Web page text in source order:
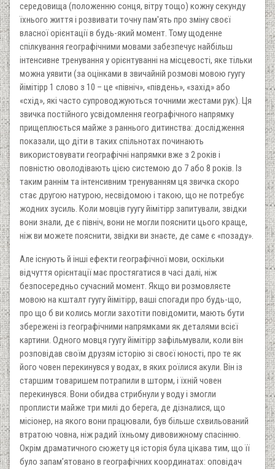
середовища (положенню сонця, вітру тощо) кожну секунду
їхнього життя і розвивати точну пам'ять про зміну своєї
власної орієнтації в будь-який момент. Тому щоденне
спілкування географічними мовами забезпечує найбільш
інтенсивне тренування у орієнтуванні на місцевості, яке тільки
можна уявити (за оцінками в звичайній розмові мовою гуугу
йімітірр 1 слово з 10 – це «північ», «південь», «захід» або
«схід», які часто супроводжуються точними жестами рук). Ця
звичка постійного усвідомлення географічного напрямку
прищеплюється майже з раннього дитинства: дослідження
показали, що діти в таких спільнотах починають
використовувати географічні напрямки вже з 2 років і
повністю оволодівають цією системою до 7 або 8 років. Із
таким раннім та інтенсивним тренуванням ця звичка скоро
стає другою натурою, несвідомою і такою, що не потребує
жодних зусиль. Коли мовців гуугу йімітірр запитували, звідки
вони знали, де є північ, вони не могли пояснити цього краще,
ніж ви можете пояснити, звідки ви знаєте, де саме є «позаду».
Але існують й інші ефекти географічної мови, оскільки
відчуття орієнтації має простягатися в часі далі, ніж
безпосередньо сучасний момент. Якщо ви розмовляєте
мовою на кшталт гуугу йімітірр, ваші спогади про будь-що,
про що б ви колись могли захотіти повідомити, мають бути
збережені із географічними напрямками як деталями всієї
картини. Одного мовця гуугу йімітірр зафільмували, коли він
розповідав своїм друзям історію зі своєї юності, про те як
його човен перекинувся у водах, в яких роїлися акули. Він із
старшим товаришем потрапили в шторм, і їхній човен
перекинувся. Вони обидва стрибнули у воду і змогли
проплисти майже три милі до берега, де дізналися, що
місіонер, на якого вони працювали, був більше схвильований
втратою човна, ніж радий їхньому дивовижному спасінню.
Окрім драматичного сюжету ця історія була цікава тим, що її
було запам’ятовано в географічних координатах: оповідач